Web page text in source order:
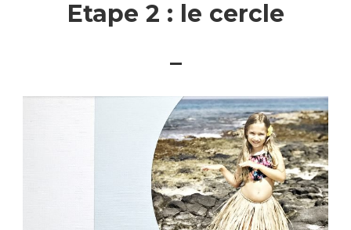
Etape 2 : le cercle
–